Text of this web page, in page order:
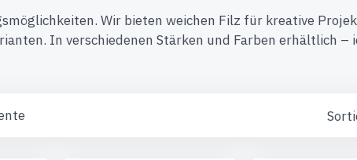
Wir bieten weichen Filz für kreative
In verschiedenen Stärken und Farben erhältlich